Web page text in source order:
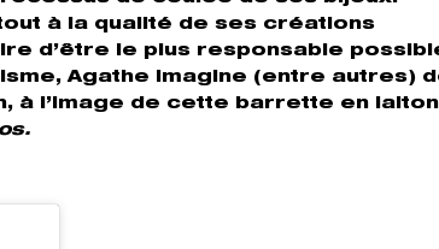
à la qualité de ses créations
d’être le plus responsable
Agathe imagine (entre autres)
à l’image de cette barrette en laiton